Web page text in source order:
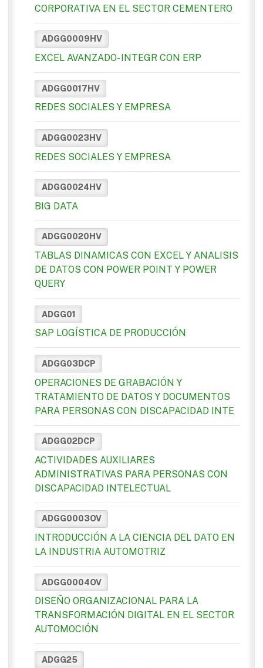
CORPORATIVA EN EL SECTOR CEMENTERO
ADGG0009HV
EXCEL AVANZADO- INTEGR CON ERP
ADGG0017HV
REDES SOCIALES Y EMPRESA
ADGG0023HV
REDES SOCIALES Y EMPRESA
ADGG0024HV
BIG DATA
ADGG0020HV
TABLAS DINAMICAS CON EXCEL Y ANALISIS
DE DATOS CON POWER POINT Y POWER
QUERY
ADGG01
SAP LOGÍSTICA DE PRODUCCIÓN
ADGG03DCP
OPERACIONES DE GRABACIÓN Y
TRATAMIENTO DE DATOS Y DOCUMENTOS
PARA PERSONAS CON DISCAPACIDAD INTE
ADGG02DCP
ACTIVIDADES AUXILIARES
ADMINISTRATIVAS PARA PERSONAS CON
DISCAPACIDAD INTELECTUAL
ADGG0003OV
INTRODUCCIÓN A LA CIENCIA DEL DATO EN
LA INDUSTRIA AUTOMOTRIZ
ADGG0004OV
DISEÑO ORGANIZACIONAL PARA LA
TRANSFORMACIÓN DIGITAL EN EL SECTOR
AUTOMOCIÓN
ADGG25